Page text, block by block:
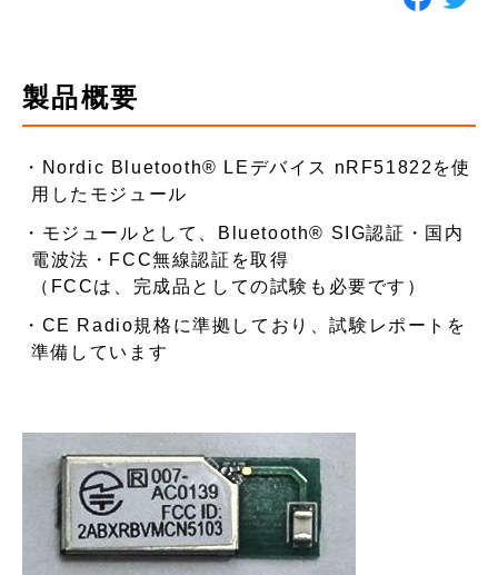
製品概要
Nordic Bluetooth®︎ LEデバイス nRF51822を使
用したモジュール
モジュールとして、Bluetooth®︎ SIG認証・国内
電波法・FCC無線認証を取得
（FCCは、完成品としての試験も必要です）
CE Radio規格に準拠しており、試験レポートを
準備しています